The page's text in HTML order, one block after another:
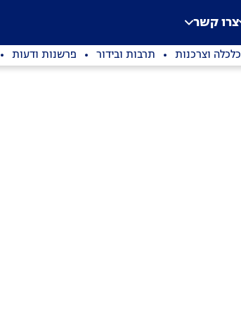
צרו קשר
כלכלה וצרכנות תרבות ובידור פרשנות ודעות